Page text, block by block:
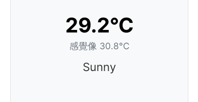
29.2°C
感覺像 30.8°C
Sunny